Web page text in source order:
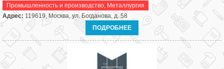
Промышленность и производство, Металлургия
Адрес: 119619, Москва, ул. Богданова, д. 58
ПОДРОБНЕЕ